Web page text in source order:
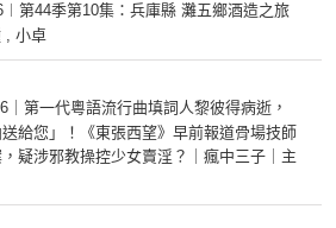
第44季第10集：兵庫縣 灘五鄉酒造之旅
, 小卓
｜第一代粵語流行曲填詞人黎彼得病逝，
送給您」！《東張西望》早前報道骨場技師
疑涉邪教操控少女賣淫？｜瘋中三子｜主